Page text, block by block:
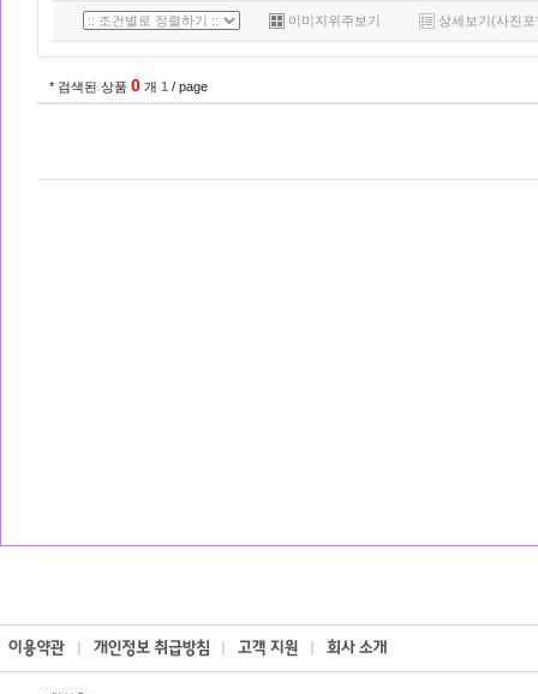
이미지위주보기 상세보기(사진
* 검색된 상품 0 개 1 / page